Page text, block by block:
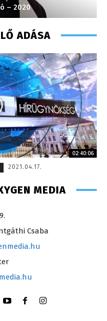
– 2020
ADÁSA
02:40:06
2021.04.17.
MEDIA
Csaba